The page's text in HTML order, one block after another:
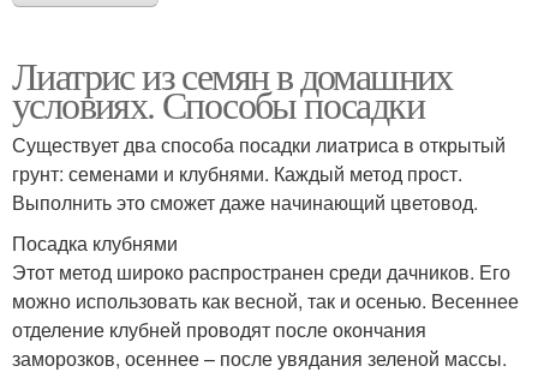
Лиатрис из семян в домашних
условиях. Способы посадки
Существует два способа посадки лиатриса в открытый
грунт: семенами и клубнями. Каждый метод прост.
Выполнить это сможет даже начинающий цветовод.
Посадка клубнями
Этот метод широко распространен среди дачников. Его
можно использовать как весной, так и осенью. Весеннее
отделение клубней проводят после окончания
заморозков, осеннее – после увядания зеленой массы.